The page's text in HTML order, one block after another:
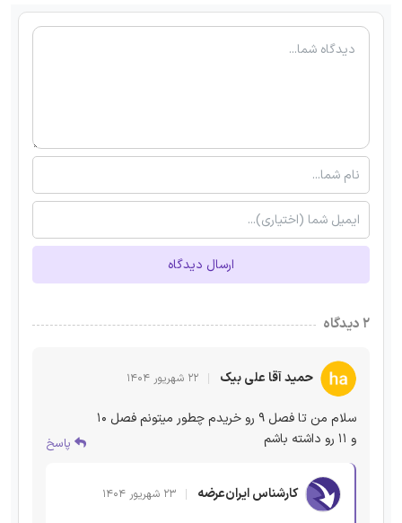
ارسال دیدگاه
۲ دیدگاه
حمید آقا علی بیک ۲۲ شهریور ۱۴۰۴
سلام من تا فصل ۹ رو خریدم چطور میتونم فصل ۱۰
و ۱۱ رو داشته باشم
پاسخ
کارشناس ایران‌عرضه ۲۳ شهریور ۱۴۰۴